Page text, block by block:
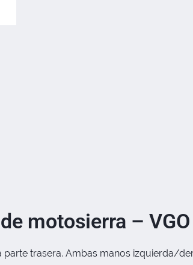
motosierra – VGO
trasera. Ambas manos izquierda/